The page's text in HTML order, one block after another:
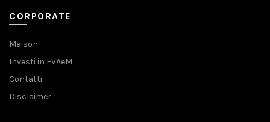
CORPORATE
Maison
Investi in EVAeM
Contatti
Disclaimer